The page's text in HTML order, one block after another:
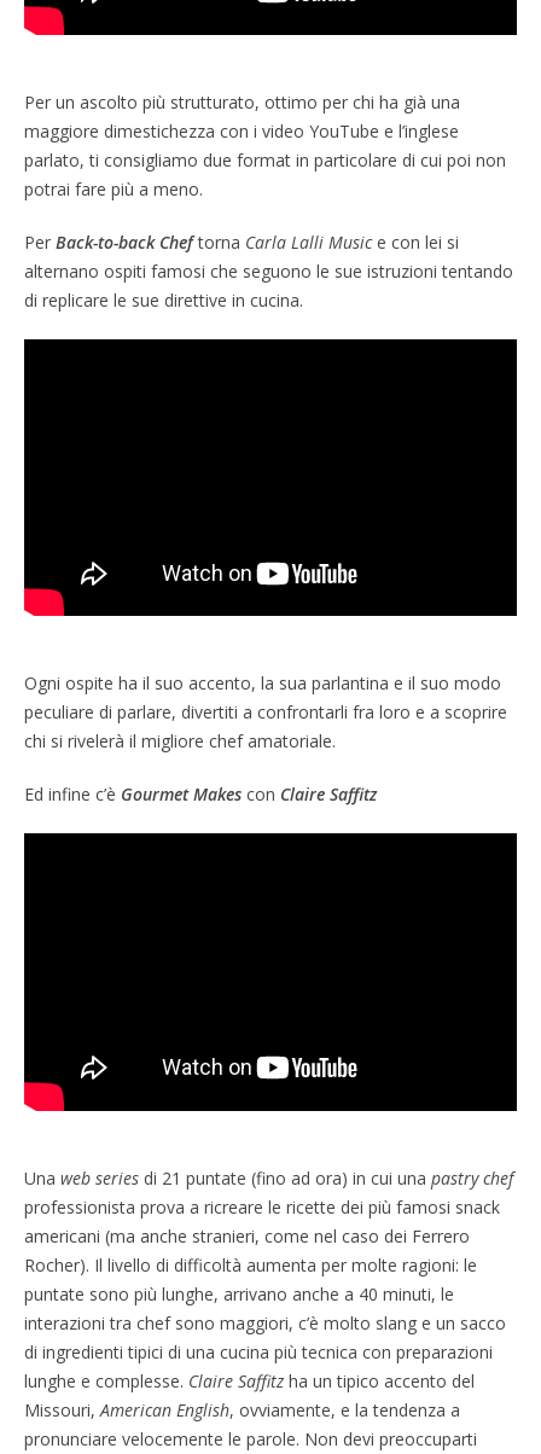
Per un ascolto più strutturato, ottimo per chi ha già una
maggiore dimestichezza con i video YouTube e l’inglese
parlato, ti consigliamo due format in particolare di cui poi non
potrai fare più a meno.
Per Back-to-back Cheftorna Carla Lalli Musice con lei si
alternano ospiti famosi che seguono le sue istruzioni tentando
di replicare le sue direttive in cucina.
Ogni ospite ha il suo accento, la sua parlantina e il suo modo
peculiare di parlare, divertiti a confrontarli fra loro e a scoprire
chi si rivelerà il migliore chef amatoriale.
Ed infine c’è Gourmet Makes con Claire Saffitz
Una web series di 21 puntate (fino ad ora) in cui una pastry chef
professionista prova a ricreare le ricette dei più famosi snack
americani (ma anche stranieri, come nel caso dei Ferrero
Rocher). Il livello di difficoltà aumenta per molte ragioni: le
puntate sono più lunghe, arrivano anche a 40 minuti, le
interazioni tra chef sono maggiori, c’è molto slang e un sacco
di ingredienti tipici di una cucina più tecnica con preparazioni
lunghe e complesse. Claire Saffitz ha un tipico accento del
Missouri,American English, ovviamente, e la tendenza a
pronunciare velocemente le parole. Non devi preoccuparti